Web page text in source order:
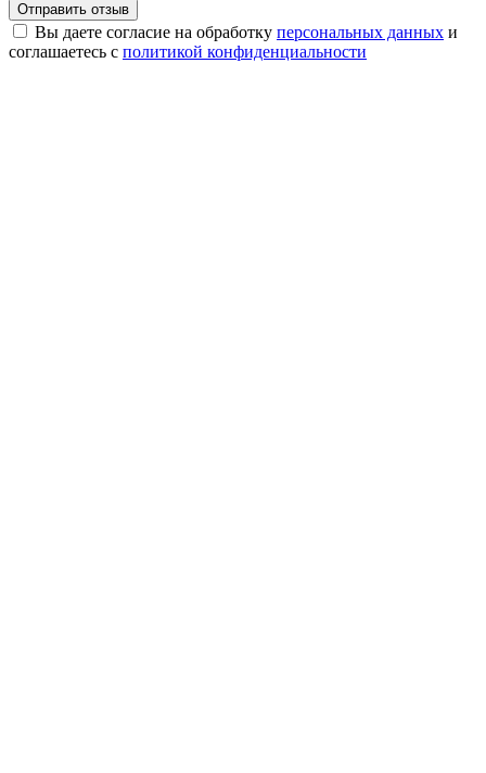
Отправить отзыв
Вы даете согласие на обработку персональных данных и
соглашаетесь с политикой конфиденциальности